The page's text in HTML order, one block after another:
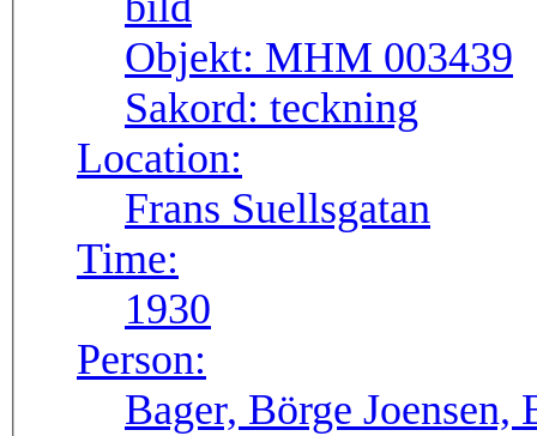
Objekt: MHM 003439
Sakord: teckning
Location:
Frans Suellsgatan
Time:
1930
Person:
Bager, Börge